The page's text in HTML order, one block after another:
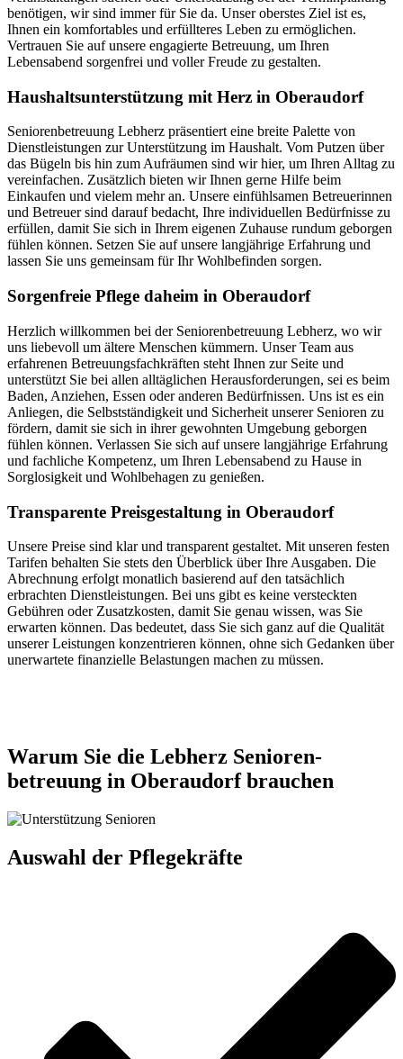
benötigen, wir sind immer für Sie da. Unser oberstes Ziel ist es,
Ihnen ein komfortables und erfüllteres Leben zu ermöglichen.
Vertrauen Sie auf unsere engagierte Betreuung, um Ihren
Lebensabend sorgenfrei und voller Freude zu gestalten.
Haushalts­unterstützung mit Herz in Oberaudorf
Seniorenbetreuung Lebherz präsentiert eine breite Palette von
Dienstleistungen zur Unterstützung im Haushalt. Vom Putzen über
das Bügeln bis hin zum Aufräumen sind wir hier, um Ihren Alltag zu
vereinfachen. Zusätzlich bieten wir Ihnen gerne Hilfe beim
Einkaufen und vielem mehr an. Unsere einfühlsamen Betreuerinnen
und Betreuer sind darauf bedacht, Ihre individuellen Bedürfnisse zu
erfüllen, damit Sie sich in Ihrem eigenen Zuhause rundum geborgen
fühlen können. Setzen Sie auf unsere langjährige Erfahrung und
lassen Sie uns gemeinsam für Ihr Wohlbefinden sorgen.
Sorgenfreie Pflege daheim in Oberaudorf
Herzlich willkommen bei der Seniorenbetreuung Lebherz, wo wir
uns liebevoll um ältere Menschen kümmern. Unser Team aus
erfahrenen Betreuungsfachkräften steht Ihnen zur Seite und
unterstützt Sie bei allen alltäglichen Herausforderungen, sei es beim
Baden, Anziehen, Essen oder anderen Bedürfnissen. Uns ist es ein
Anliegen, die Selbstständigkeit und Sicherheit unserer Senioren zu
fördern, damit sie sich in ihrer gewohnten Umgebung geborgen
fühlen können. Verlassen Sie sich auf unsere langjährige Erfahrung
und fachliche Kompetenz, um Ihren Lebensabend zu Hause in
Sorglosigkeit und Wohlbehagen zu genießen.
Transparente Preisgestaltung in Oberaudorf
Unsere Preise sind klar und transparent gestaltet. Mit unseren festen
Tarifen behalten Sie stets den Überblick über Ihre Ausgaben. Die
Abrechnung erfolgt monatlich basierend auf den tatsächlich
erbrachten Dienstleistungen. Bei uns gibt es keine versteckten
Gebühren oder Zusatzkosten, damit Sie genau wissen, was Sie
erwarten können. Das bedeutet, dass Sie sich ganz auf die Qualität
unserer Leistungen konzentrieren können, ohne sich Gedanken über
unerwartete finanzielle Belastungen machen zu müssen.
Warum Sie die Lebherz Senioren­
betreuung in Oberaudorf brauchen
Auswahl der Pflegekräfte